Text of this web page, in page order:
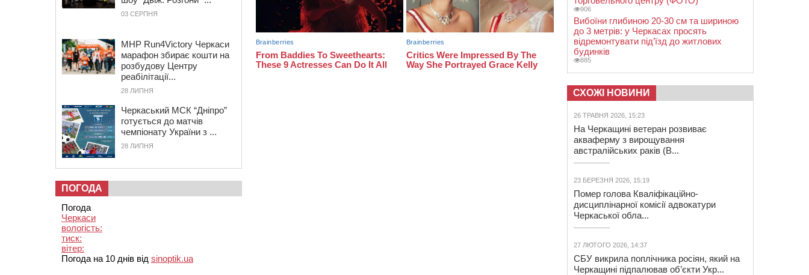
03 СЕРПНЯ
MHP Run4Victory Черкаси
марафон збирає кошти на
розбудову Центру
реабілітації...
28 ЛИПНЯ
Черкаський МСК “Дніпро”
готується до матчів
чемпіонату України з ...
28 ЛИПНЯ
ПОГОДА
Погода
Черкаси
вологість:
тиск:
вітер:
Погода на 10 днів від sinoptik.ua
906
Вибоїни глибиною 20-30 см та шириною
до 3 метрів: у Черкасах просять
відремонтувати під’їзд до житлових
будинків
885
СХОЖІ НОВИНИ
26 ТРАВНЯ 2026, 15:23
На Черкащині ветеран розвиває
акваферму з вирощування
австралійських раків (В...
23 БЕРЕЗНЯ 2026, 15:19
Помер голова Кваліфікаційно-
дисциплінарної комісії адвокатури
Черкаської обла...
27 ЛЮТОГО 2026, 14:37
СБУ викрила поплічника росіян, який на
Черкащині підпалював об’єкти Укр...